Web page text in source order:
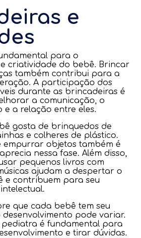
e
para o
criatividade do bebê. Brincar
também contribui para a
A participação dos
durante as brincadeiras é
a comunicação, o
e a relação entre eles.
gosta de brinquedos de
e colheres de plástico.
empurrar objetos também é
nessa fase. Além disso,
pequenos livros com
ajudam a despertar o
e contribuem para seu
que cada bebê tem seu
pode variar.
pediatra é fundamental para
e tirar dúvidas.